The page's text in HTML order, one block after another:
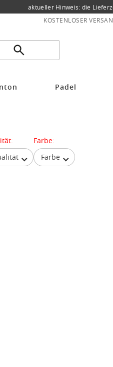
aktueller Hinweis: die
KOSTENLOSER
Padel
Farbe:
Farbe